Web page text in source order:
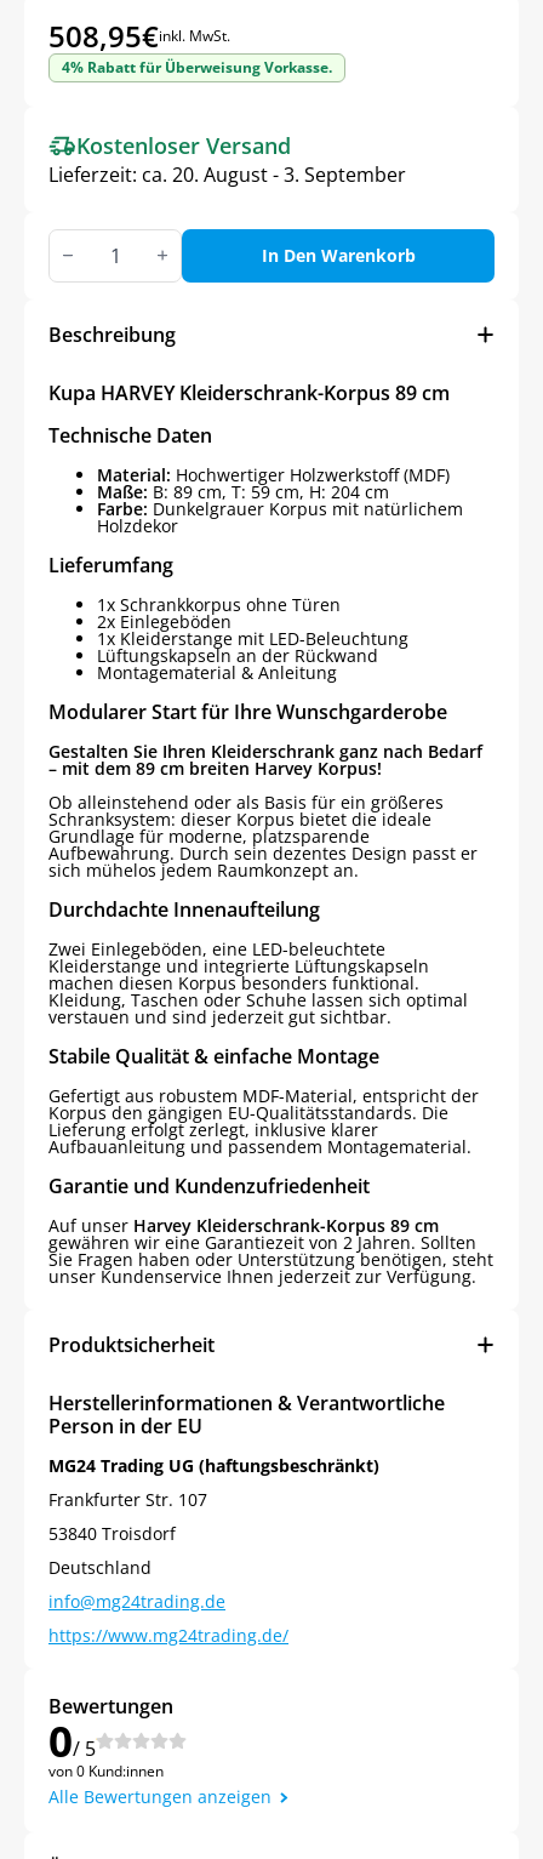
508,95€inkl. MwSt.
4% Rabatt für Überweisung Vorkasse.
Kostenloser Versand
Lieferzeit: ca. 20. August - 3. September
Kupa
HARVEY
Kleiderschrank-
cm
In Den Warenkorb
Beschreibung
Kupa HARVEY Kleiderschrank-Korpus 89 cm
Technische Daten
Material: Hochwertiger Holzwerkstoff (MDF)
Maße: B: 89 cm, T: 59 cm, H: 204 cm
Farbe: Dunkelgrauer Korpus mit natürlichem
Holzdekor
Lieferumfang
1x Schrankkorpus ohne Türen
2x Einlegeböden
1x Kleiderstange mit LED-Beleuchtung
Lüftungskapseln an der Rückwand
Montagematerial & Anleitung
Modularer Start für Ihre Wunschgarderobe
Gestalten Sie Ihren Kleiderschrank ganz nach Bedarf
– mit dem 89 cm breiten Harvey Korpus!
Ob alleinstehend oder als Basis für ein größeres
Schranksystem: dieser Korpus bietet die ideale
Grundlage für moderne, platzsparende
Aufbewahrung. Durch sein dezentes Design passt er
sich mühelos jedem Raumkonzept an.
Durchdachte Innenaufteilung
Zwei Einlegeböden, eine LED-beleuchtete
Kleiderstange und integrierte Lüftungskapseln
machen diesen Korpus besonders funktional.
Kleidung, Taschen oder Schuhe lassen sich optimal
verstauen und sind jederzeit gut sichtbar.
Stabile Qualität & einfache Montage
Gefertigt aus robustem MDF-Material, entspricht der
Korpus den gängigen EU-Qualitätsstandards. Die
Lieferung erfolgt zerlegt, inklusive klarer
Aufbauanleitung und passendem Montagematerial.
Garantie und Kundenzufriedenheit
Auf unser Harvey Kleiderschrank-Korpus 89 cm
gewähren wir eine Garantiezeit von 2 Jahren. Sollten
Sie Fragen haben oder Unterstützung benötigen, steht
unser Kundenservice Ihnen jederzeit zur Verfügung.
Produktsicherheit
Herstellerinformationen & Verantwortliche
Person in der EU
MG24 Trading UG (haftungsbeschränkt)
Frankfurter Str. 107
53840 Troisdorf
Deutschland
info@mg24trading.de
https://www.mg24trading.de/
Bewertungen
0/ 5
von 0 Kund:innen
Alle Bewertungen anzeigen